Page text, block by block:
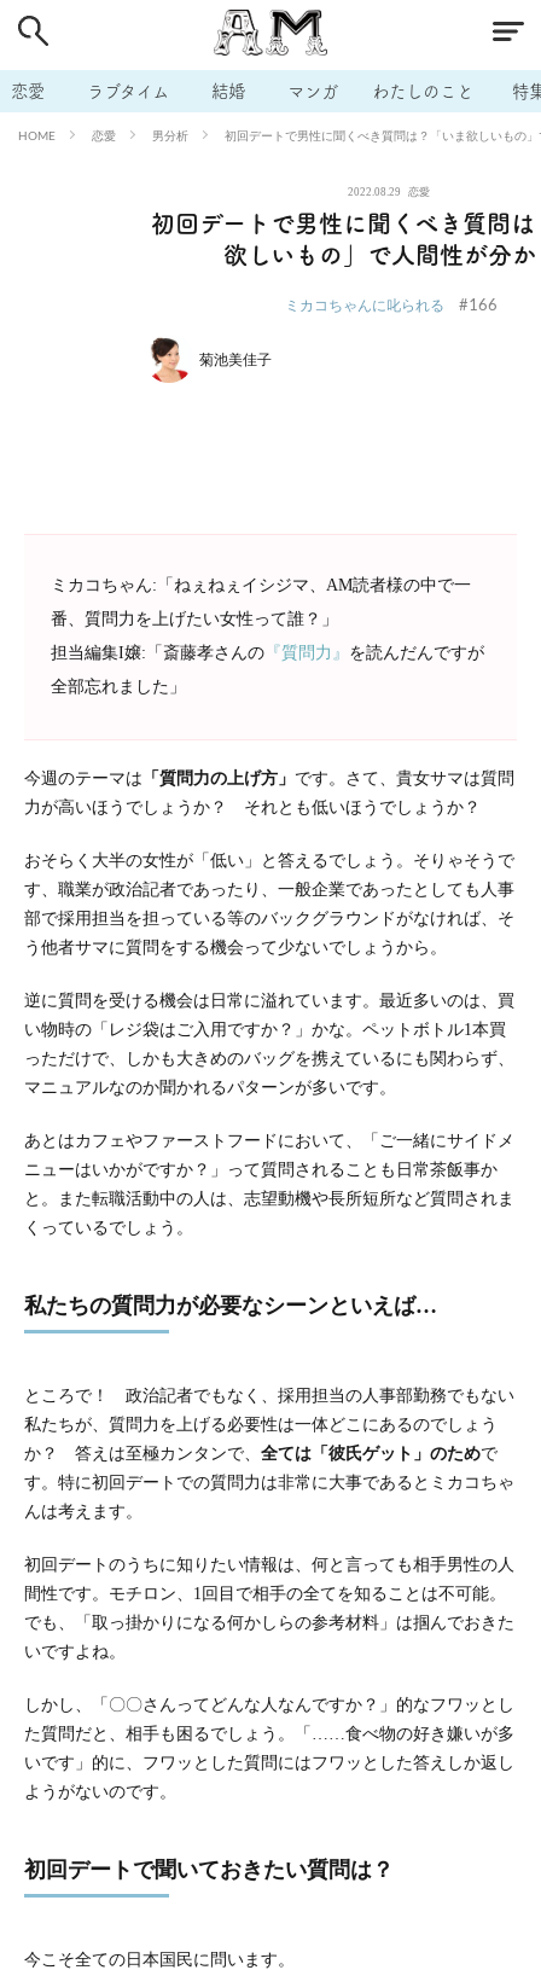
恋愛 ラブタイム 結婚 マンガ わたしのこと 特
HOME 恋愛 男分析 初回デートで男性に聞くべき質問は？「いま欲しいもの
2022.08.29 恋愛
初回デートで男性に聞くべき質問
欲しいもの」で人間性が分か
ミカコちゃんに叱られる #166
菊池美佳子
ミカコちゃん:「ねぇねぇイシジマ、AM読者様の中で一
番、質問力を上げたい女性って誰？」
担当編集I嬢:「斎藤孝さんの『質問力』 を読んだんですが
全部忘れました」
今週のテーマは 「質問力の上げ方」 です。さて、貴女サマは質問
力が高いほうでしょうか？ それとも低いほうでしょうか？
おそらく大半の女性が「低い」と答えるでしょう。そりゃそうで
す、職業が政治記者であったり、一般企業であったとしても人事
部で採用担当を担っている等のバックグラウンドがなければ、そ
う他者サマに質問をする機会って少ないでしょうから。
逆に質問を受ける機会は日常に溢れています。最近多いのは、買
い物時の「レジ袋はご入用ですか？」かな。ペットボトル1本買
っただけで、しかも大きめのバッグを携えているにも関わらず、
マニュアルなのか聞かれるパターンが多いです。
あとはカフェやファーストフードにおいて、「ご一緒にサイドメ
ニューはいかがですか？」って質問されることも日常茶飯事か
と。また転職活動中の人は、志望動機や長所短所など質問されま
くっているでしょう。
私たちの質問力が必要なシーンといえば…
ところで！ 政治記者でもなく、採用担当の人事部勤務でもない
私たちが、質問力を上げる必要性は一体どこにあるのでしょう
か？ 答えは至極カンタンで、 全ては「彼氏ゲット」のためで
す。特に初回デートでの質問力は非常に大事であるとミカコちゃ
んは考えます。
初回デートのうちに知りたい情報は、何と言っても相手男性の人
間性です。モチロン、1回目で相手の全てを知ることは不可能。
でも、「取っ掛かりになる何かしらの参考材料」は掴んでおきた
いですよね。
しかし、「〇〇さんってどんな人なんですか？」的なフワッとし
た質問だと、相手も困るでしょう。「……食べ物の好き嫌いが多
いです」的に、フワッとした質問にはフワッとした答えしか返し
ようがないのです。
初回デートで聞いておきたい質問は？
今こそ全ての日本国民に問います。
# 男の本音 # セフレ # 不倫
# 出会う方法 # マッチングアプリ # ラブグッズ # 体の相